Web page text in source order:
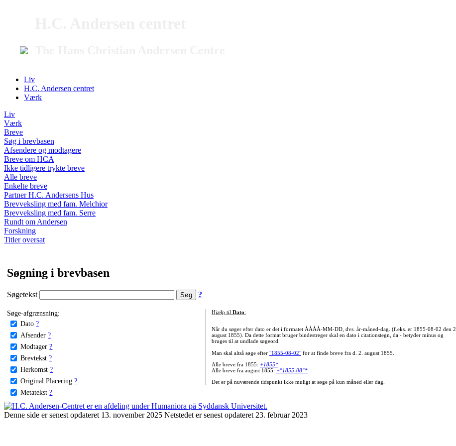
Liv
H.C. Andersen centret
Værk
Liv
Værk
Breve
Søg i brevbasen
Afsendere og modtagere
Breve om HCA
Ikke tidligere trykte breve
Alle breve
Enkelte breve
Partner H.C. Andersens Hus
Brevveksling med fam. Melchior
Brevveksling med fam. Serre
Rundt om Andersen
Forskning
Titler oversat
Søgning i brevbasen
Søgetekst ?
Søge-afgrænsning:
Dato ?
Afsender ?
Modtager ?
Brevtekst ?
Herkomst ?
Original Placering ?
Metatekst ?
Hjælp til Dato:
Når du søger efter dato er det i formatet ÅÅÅÅ-MM-DD, dvs. år-måned-dag. (f.eks. er 1855-08-02 den 2.
august 1855). Da dette format bruger bindestreger skal en dato i citationstegn, da - betyder minus og
bruges til at undlade søgeord.
Man skal altså søge efter "1855-08-02"for at finde breve fra d. 2. august 1855.
Alle breve fra 1855: +1855*
Alle breve fra august 1855: +"1855-08"*
Det er på nuværende tidspunkt ikke muligt at søge på kun måned eller dag.
Denne side er senest opdateret 13. november 2025 Netstedet er senest opdateret 23. februar 2023